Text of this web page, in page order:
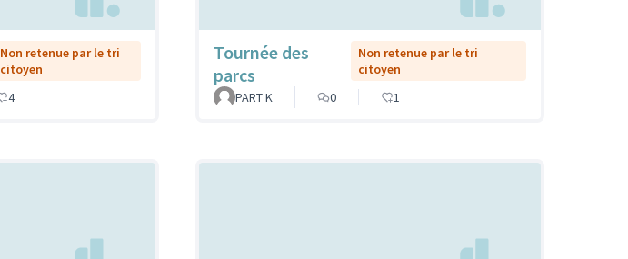
Non retenue par le tri
citoyen
4
Tournée des
parcs
Non retenue par le tri
citoyen
PART K
0 1